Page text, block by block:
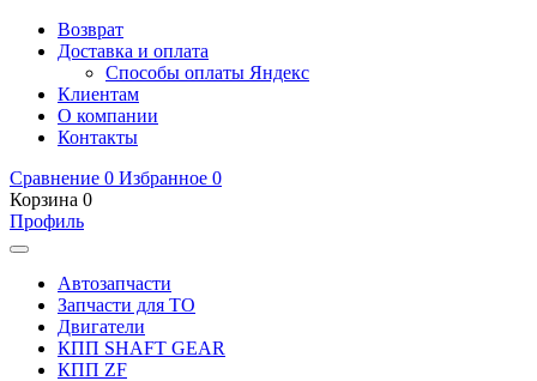
Возврат
Доставка и оплата
Способы оплаты Яндекс
Клиентам
О компании
Контакты
Сравнение 0 Избранное 0
Корзина 0
Профиль
Автозапчасти
Запчасти для ТО
Двигатели
КПП SHAFT GEAR
КПП ZF